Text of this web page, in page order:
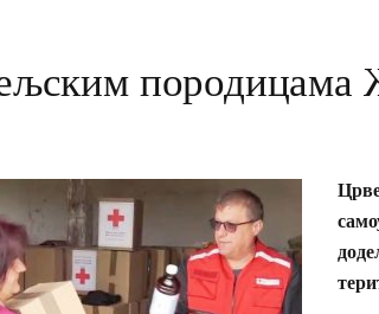
породицама